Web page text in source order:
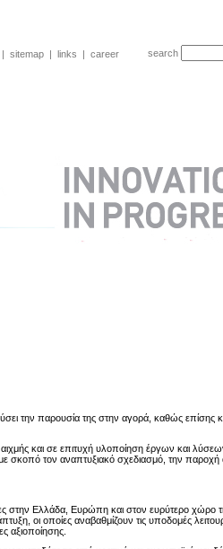
| sitemap | links | career search
την παρουσία της στην αγορά, καθώς επίσης
και σε επιτυχή υλοποίηση έργων και
με σκοπό τον αναπτυξιακό σχεδιασμό, την
στην Ελλάδα, Ευρώπη και στον ευρύτερο χώρο
οι οποίες αναβαθμίζουν τις υποδομές
αξιοποίησης.